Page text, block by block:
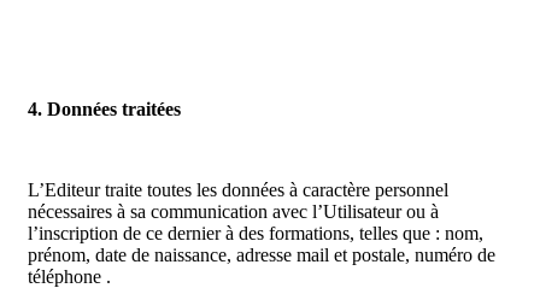
4. Données traitées
L’Editeur traite toutes les données à caractère personnel
nécessaires à sa communication avec l’Utilisateur ou à
l’inscription de ce dernier à des formations, telles que : nom,
prénom, date de naissance, adresse mail et postale, numéro de
téléphone .